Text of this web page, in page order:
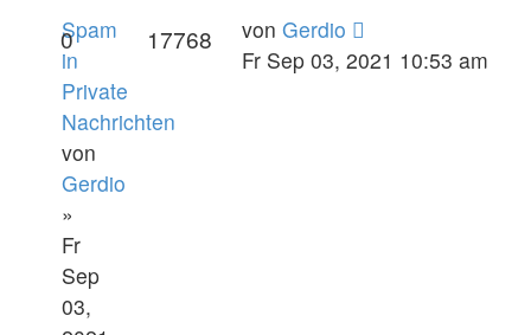
Spam
in
Private
Nachrichten
von
Gerdio
»
Fr
Sep
03,
0 17768 von Gerdio
Fr Sep 03, 2021 10:53 am